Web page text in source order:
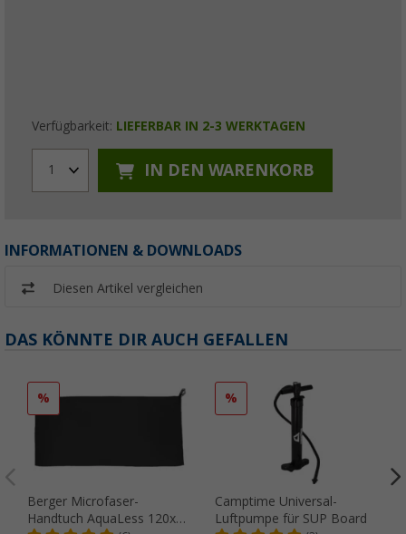
Verfügbarkeit: LIEFERBAR IN 2-3 WERKTAGEN
1 IN DEN WARENKORB
INFORMATIONEN & DOWNLOADS
Diesen Artikel vergleichen
DAS KÖNNTE DIR AUCH GEFALLEN
%
Berger Microfaser-
Handtuch AquaLess 120x60
%
Camptime Universal-
Luftpumpe für SUP Board